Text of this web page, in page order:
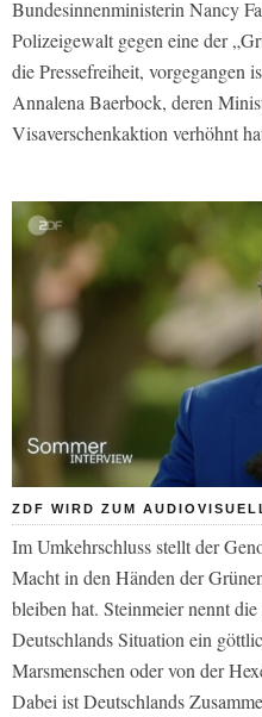
Bundesinnenministerin Nancy
Polizeigewalt gegen eine der
die Pressefreiheit, vorgegangen
Annalena Baerbock, deren
Visaverschenkaktion verhöhnt
ZDF WIRD ZUM
Im Umkehrschluss stellt der
Macht in den Händen der
bleiben hat. Steinmeier nennt
Deutschlands Situation ein
Marsmenschen oder von der
Dabei ist Deutschlands